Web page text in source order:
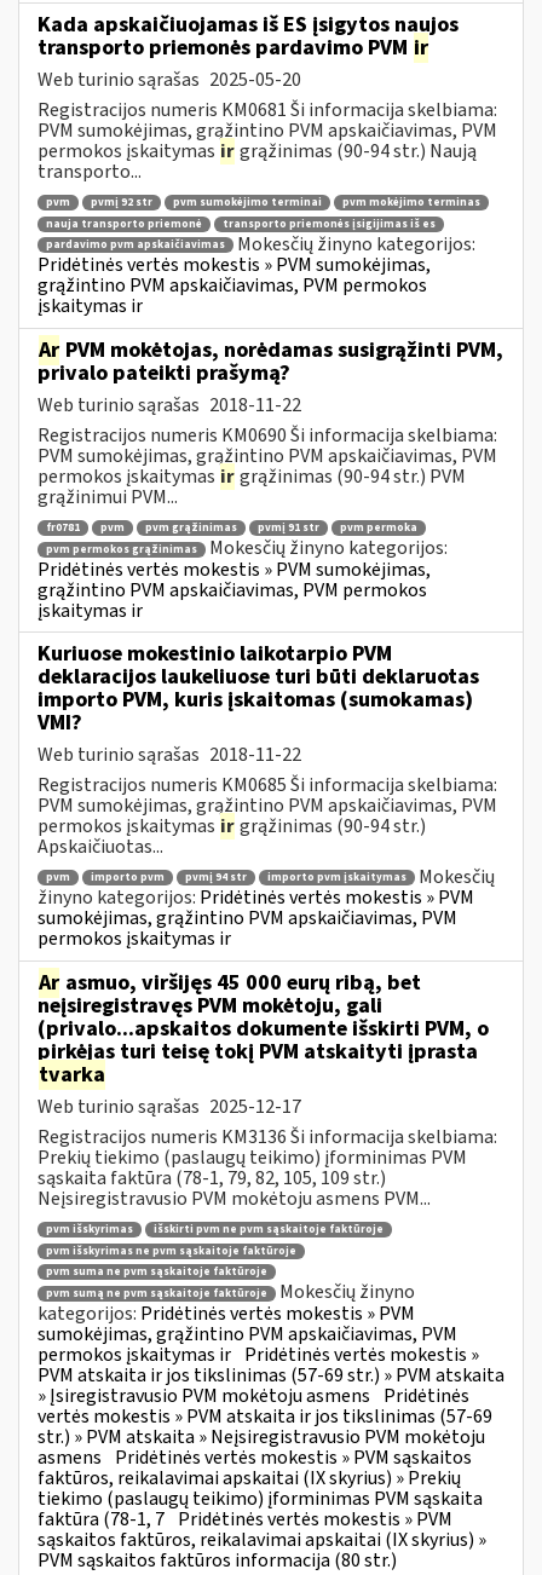
Kada apskaičiuojamas iš ES įsigytos naujos
transporto priemonės pardavimo PVM ir
Web turinio sąrašas 2025-05-20
Registracijos numeris KM0681 Ši informacija skelbiama:
PVM sumokėjimas, grąžintino PVM apskaičiavimas, PVM
permokos įskaitymas irgrąžinimas (90-94 str.) Naują
transporto...
pvm pvmį 92 str pvm sumokėjimo terminai
pvm mokėjimo terminas
nauja transporto priemonė
transporto priemonės įsigijimas iš es
pardavimo pvm apskaičiavimas
Mokesčių žinyno kategorijos:
Pridėtinės vertės mokestis » PVM sumokėjimas,
grąžintino PVM apskaičiavimas, PVM permokos
įskaitymas ir
Ar PVM mokėtojas, norėdamas susigrąžinti PVM,
privalo pateikti prašymą?
Web turinio sąrašas 2018-11-22
Registracijos numeris KM0690 Ši informacija skelbiama:
PVM sumokėjimas, grąžintino PVM apskaičiavimas, PVM
permokos įskaitymas irgrąžinimas (90-94 str.) PVM
grąžinimui PVM...
fr0781 pvm pvm grąžinimas pvmį 91 str
pvm permoka
pvm permokos grąžinimas
Mokesčių žinyno kategorijos:
Pridėtinės vertės mokestis » PVM sumokėjimas,
grąžintino PVM apskaičiavimas, PVM permokos
įskaitymas ir
Kuriuose mokestinio laikotarpio PVM
deklaracijos laukeliuose turi būti deklaruotas
importo PVM, kuris įskaitomas (sumokamas)
VMI?
Web turinio sąrašas 2018-11-22
Registracijos numeris KM0685 Ši informacija skelbiama:
PVM sumokėjimas, grąžintino PVM apskaičiavimas, PVM
permokos įskaitymas irgrąžinimas (90-94 str.)
Apskaičiuotas...
pvm importo pvm pvmį 94 str importo pvm įskaitymas
Mokesčių
žinyno kategorijos: Pridėtinės vertės mokestis » PVM
sumokėjimas, grąžintino PVM apskaičiavimas, PVM
permokos įskaitymas ir
Ar asmuo, viršijęs 45 000 eurų ribą, bet
neįsiregistravęs PVM mokėtoju, gali
(privalo...apskaitos dokumente išskirti PVM, o
pirkėjas turi teisę tokį PVM atskaityti įprasta
tvarka
Web turinio sąrašas 2025-12-17
Registracijos numeris KM3136 Ši informacija skelbiama:
Prekių tiekimo (paslaugų teikimo) įforminimas PVM
sąskaita faktūra (78-1, 79, 82, 105, 109 str.)
Neįsiregistravusio PVM mokėtoju asmens PVM...
pvm išskyrimas
išskirti pvm ne pvm sąskaitoje faktūroje
pvm išskyrimas ne pvm sąskaitoje faktūroje
pvm suma ne pvm sąskaitoje faktūroje
pvm sumą ne pvm sąskaitoje faktūroje
Mokesčių žinyno
kategorijos: Pridėtinės vertės mokestis » PVM
sumokėjimas, grąžintino PVM apskaičiavimas, PVM
permokos įskaitymas ir Pridėtinės vertės mokestis »
PVM atskaita ir jos tikslinimas (57-69 str.) » PVM atskaita
» Įsiregistravusio PVM mokėtoju asmens Pridėtinės
vertės mokestis » PVM atskaita ir jos tikslinimas (57-69
str.) » PVM atskaita » Neįsiregistravusio PVM mokėtoju
asmens Pridėtinės vertės mokestis » PVM sąskaitos
faktūros, reikalavimai apskaitai (IX skyrius) » Prekių
tiekimo (paslaugų teikimo) įforminimas PVM sąskaita
faktūra (78-1, 7 Pridėtinės vertės mokestis » PVM
sąskaitos faktūros, reikalavimai apskaitai (IX skyrius) »
PVM sąskaitos faktūros informacija (80 str.)